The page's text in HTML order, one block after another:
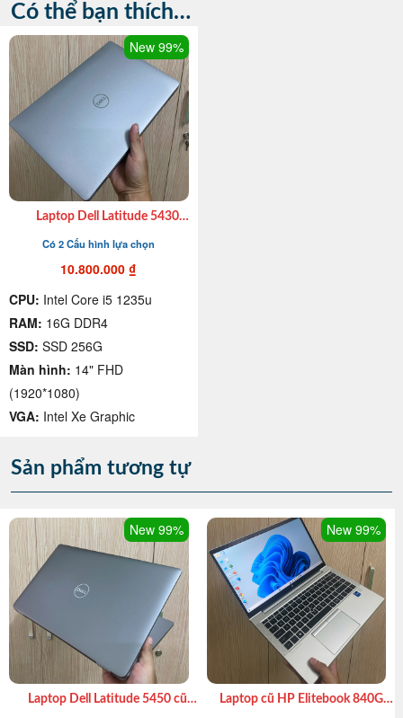
Có thể bạn thích…
New 99%
Laptop Dell Latitude 5430
Trang chuẩn US Win 11 Pro
Có 2 Cấu hình lựa chọn
10.800.000₫
CPU: Intel Core i5 1235u
RAM: 16G DDR4
SSD: SSD 256G
Màn hình: 14" FHD
(1920*1080)
VGA: Intel Xe Graphic
Sản phẩm tương tự
New 99%
Laptop Dell Latitude 5450 cũ
New 99%
Laptop cũ HP Elitebook 840G8